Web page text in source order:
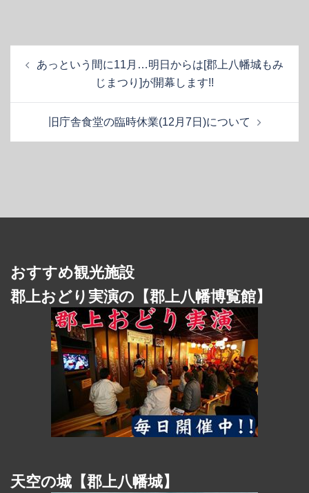
稿
あっという間に11月…明日からは[郡上八幡城もみ
じまつり]が開幕します!!
旧庁舎食堂の臨時休業(12月7日)について
おすすめ観光施設
郡上おどり実演の【郡上八幡博覧館】
天空の城【郡上八幡城】